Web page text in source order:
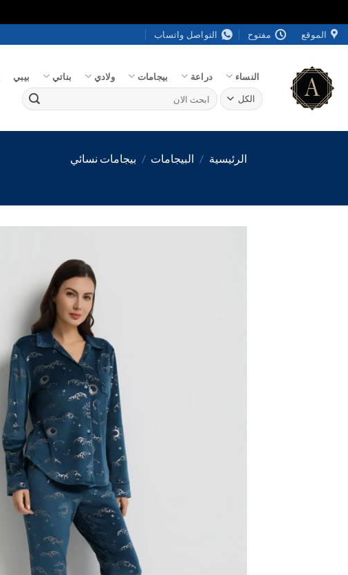
تخطي
للمحتوى
الموقع مفتوح التواصل واتساب
النساء دراعة بيجامات ولادي بناتي بيبي
البحث
عن:
الرئيسية / البيجامات / بيجامات نسائي